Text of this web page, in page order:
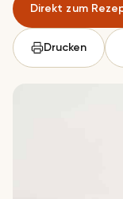
Direkt zum
Drucken